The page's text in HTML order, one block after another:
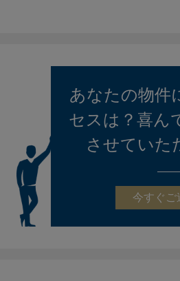
あなたの物件
セスは？喜ん
させていた
今すぐご